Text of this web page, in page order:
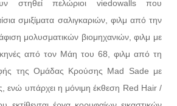
στηθεί πελώριοι viedowalls που
σμιξίματα σαλιγκαριών, φιλμ από την
μολυσματικών βιομηχανιών, φιλμ με
από τον Μάη του 68, φιλμ από τη
της Ομάδας Κρούσης Mad Sade με
ενώ υπάρχει η μόνιμη έκθεση Red Hair /